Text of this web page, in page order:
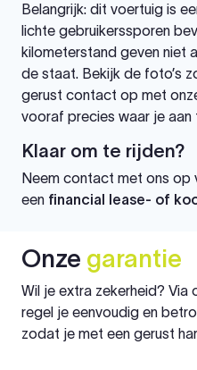
Belangrijk: dit voertuig is
lichte gebruikerssporen
kilometerstand geven niet
de staat. Bekijk de foto’s
gerust contact op met
vooraf precies waar je aan
Klaar om te rijden?
Neem contact met ons op
een financial lease- of
Onze garantie
Wil je extra zekerheid? Via
regel je eenvoudig en
zodat je met een gerust